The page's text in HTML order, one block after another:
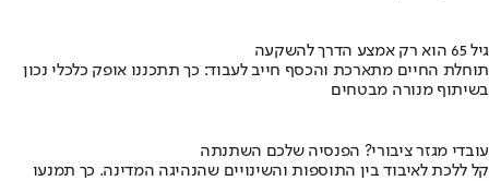
גיל 65 הוא רק אמצע הדרך להשקעה
תוחלת החיים מתארכת והכסף חייב לעבוד: כך תתכננו אופק כלכלי נכון
בשיתוף מנורה מבטחים
עובדי מגזר ציבורי? הפנסיה שלכם השתנתה
קל ללכת לאיבוד בין התוספות והשינויים שהנהיגה המדינה. כך תמנעו